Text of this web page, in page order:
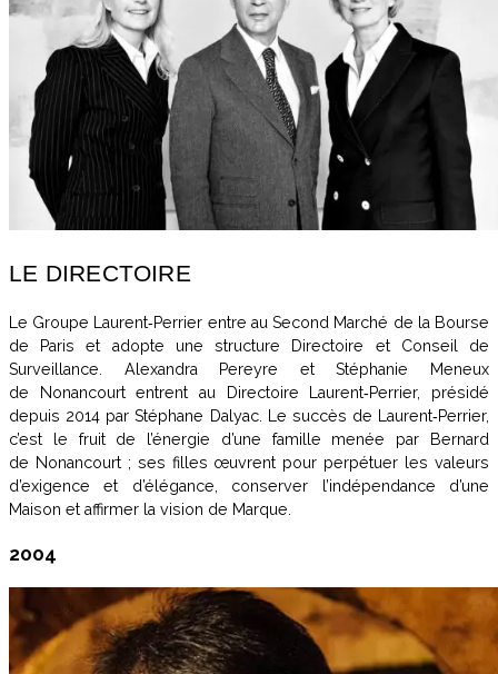
LE DIRECTOIRE
Le Groupe Laurent‑Perrier entre au Second Marché de la Bourse
de Paris et adopte une structure Directoire et Conseil de
Surveillance. Alexandra Pereyre et Stéphanie Meneux
de Nonancourt entrent au Directoire Laurent‑Perrier, présidé
depuis 2014 par Stéphane Dalyac. Le succès de Laurent‑Perrier,
c’est le fruit de l’énergie d’une famille menée par Bernard
de Nonancourt ; ses filles œuvrent pour perpétuer les valeurs
d’exigence et d’élégance, conserver l’indépendance d’une
Maison et affirmer la vision de Marque.
2004